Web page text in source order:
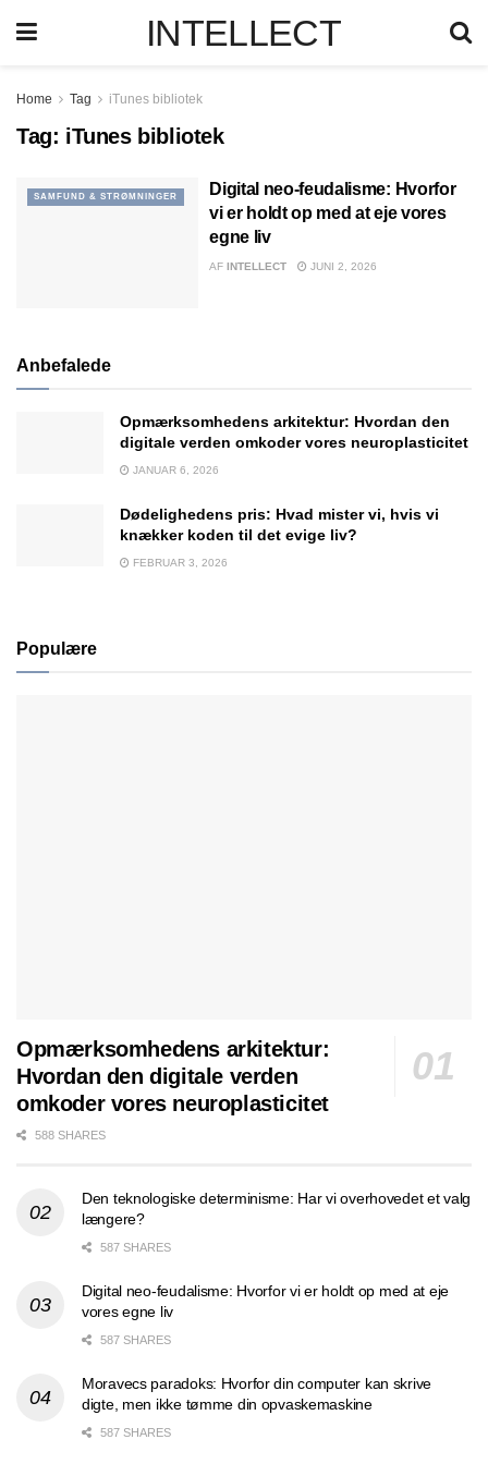
INTELLECT
Home Tag iTunes bibliotek
Tag: iTunes bibliotek
SAMFUND & STRØMNINGER
Digital neo-feudalisme: Hvorfor
vi er holdt op med at eje vores
egne liv
AF INTELLECT JUNI 2, 2026
Anbefalede
Opmærksomhedens arkitektur: Hvordan den
digitale verden omkoder vores neuroplasticitet
JANUAR 6, 2026
Dødelighedens pris: Hvad mister vi, hvis vi
knækker koden til det evige liv?
FEBRUAR 3, 2026
Populære
Opmærksomhedens arkitektur:
Hvordan den digitale verden
omkoder vores neuroplasticitet
588 SHARES
Den teknologiske determinisme: Har vi overhovedet et valg
længere?
587 SHARES
Digital neo-feudalisme: Hvorfor vi er holdt op med at eje
vores egne liv
587 SHARES
Moravecs paradoks: Hvorfor din computer kan skrive
digte, men ikke tømme din opvaskemaskine
587 SHARES